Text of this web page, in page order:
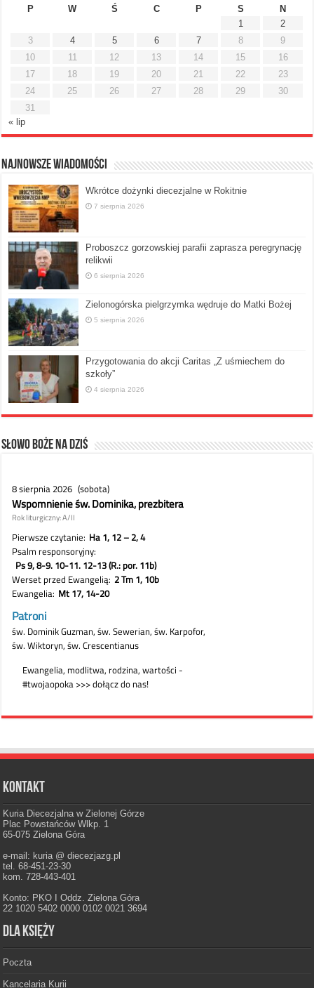
P
W Ś C P S
N
1
2
3
4 5 6 7 8
9
10
11 12 13 14 15
16
17
18 19 20 21 22
23
24
25 26 27 28 29
30
31
« lip
Najnowsze Wiadomości
Wkrótce dożynki diecezjalne w Rokitnie
7 sierpnia 2026
Proboszcz gorzowskiej parafii zaprasza peregrynację
relikwii
6 sierpnia 2026
Zielonogórska pielgrzymka wędruje do Matki Bożej
5 sierpnia 2026
Przygotowania do akcji Caritas „Z uśmiechem do
szkoły”
4 sierpnia 2026
Słowo Boże na dziś
Kontakt
Kuria Diecezjalna w Zielonej Górze
Plac Powstańców Wlkp. 1
65-075 Zielona Góra
e-mail: kuria @ diecezjazg.pl
tel. 68-451-23-30
kom. 728-443-401
Konto: PKO I Oddz. Zielona Góra
22 1020 5402 0000 0102 0021 3694
Dla księży
Poczta
Kancelaria Kurii